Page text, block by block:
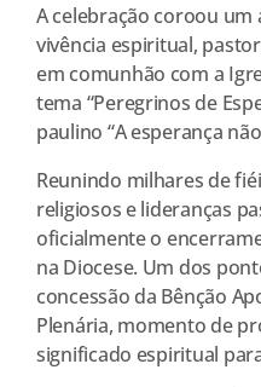
A celebração coroou
vivência espiritual,
em comunhão com a
tema “Peregrinos de
paulino “A esperança
Reunindo milhares de
religiosos e lideranças
oficialmente o
na Diocese. Um dos
concessão da Bênção
Plenária, momento de
significado espiritual